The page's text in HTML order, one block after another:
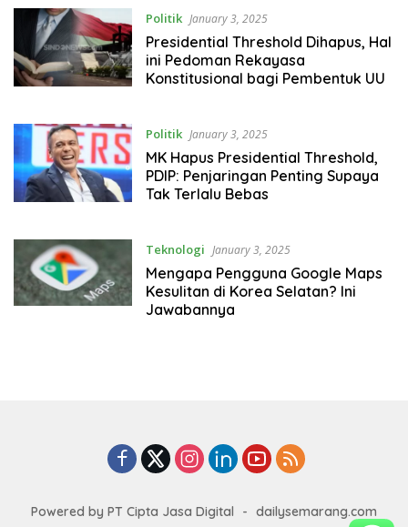
Politik January 3, 2025
Presidential Threshold Dihapus, Hal
ini Pedoman Rekayasa
Konstitusional bagi Pembentuk UU
Politik January 3, 2025
MK Hapus Presidential Threshold,
PDIP: Penjaringan Penting Supaya
Tak Terlalu Bebas
Teknologi January 3, 2025
Mengapa Pengguna Google Maps
Kesulitan di Korea Selatan? Ini
Jawabannya
Powered by PT Cipta Jasa Digital - dailysemarang.com